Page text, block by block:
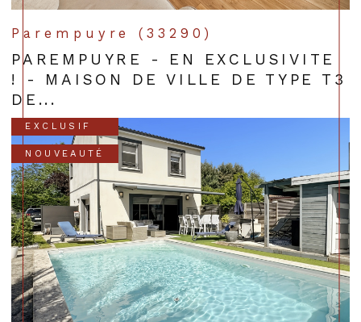
Parempuyre (33290)
PAREMPUYRE - EN EXCLUSIVITE
! - MAISON DE VILLE DE TYPE T3
DE...
EXCLUSIF
NOUVEAUTÉ